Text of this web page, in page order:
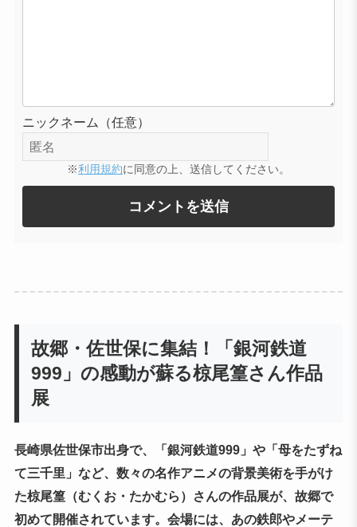
ニックネーム（任意）
※利用規約に同意の上、送信してください。
故郷・佐世保に集結！「銀河鉄道
999」の感動が蘇る椋尾篁さん作品
展
長崎県佐世保市出身で、「銀河鉄道999」や「母をたずね
て三千里」など、数々の名作アニメの背景美術を手がけ
た椋尾篁（むくお・たかむら）さんの作品展が、故郷で
初めて開催されています。会場には、あの鉄郎やメーテ